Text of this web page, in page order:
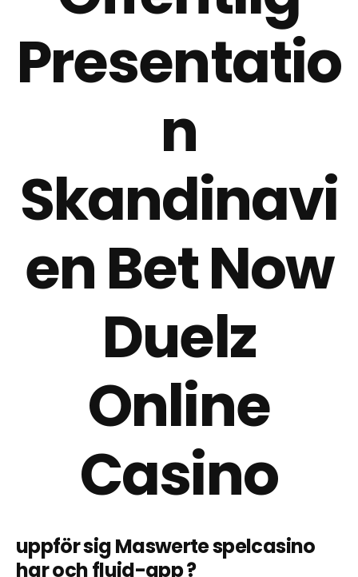
Presentatio
n
Skandinavi
en Bet Now
Duelz
Online
Casino
uppför sig Maswerte spelcasino
har och fluid-app ?